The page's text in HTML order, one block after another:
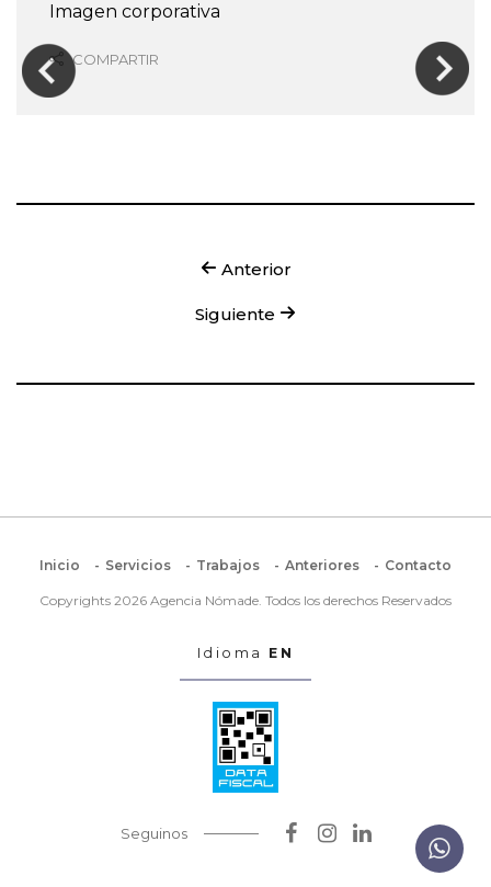
Imagen corporativa
COMPARTIR
Anterior
Siguiente
Inicio Servicios Trabajos Anteriores Contacto
Copyrights 2026 Agencia Nómade. Todos los derechos Reservados
Idioma EN
Seguinos